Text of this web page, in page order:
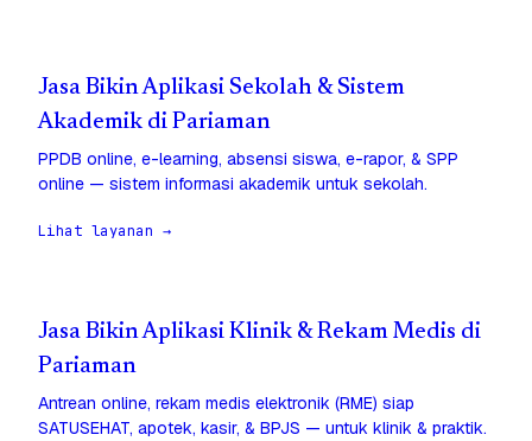
Jasa Bikin Aplikasi Sekolah & Sistem
Akademik di Pariaman
PPDB online, e-learning, absensi siswa, e-rapor, & SPP
online — sistem informasi akademik untuk sekolah.
Lihat layanan →
Jasa Bikin Aplikasi Klinik & Rekam Medis di
Pariaman
Antrean online, rekam medis elektronik (RME) siap
SATUSEHAT, apotek, kasir, & BPJS — untuk klinik & praktik.